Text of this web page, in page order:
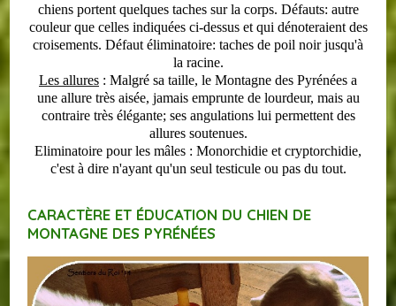
chiens portent quelques taches sur la corps. Défauts: autre
couleur que celles indiquées ci-dessus et qui dénoteraient des
croisements. Défaut éliminatoire: taches de poil noir jusqu'à
la racine.
Les allures : Malgré sa taille, le Montagne des Pyrénées a
une allure très aisée, jamais emprunte de lourdeur, mais au
contraire très élégante; ses angulations lui permettent des
allures soutenues.
Eliminatoire pour les mâles : Monorchidie et cryptorchidie,
c'est à dire n'ayant qu'un seul testicule ou pas du tout.
CARACTÈRE ET ÉDUCATION DU CHIEN DE
MONTAGNE DES PYRÉNÉES